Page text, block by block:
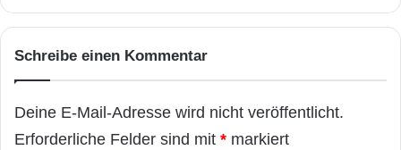
Schreibe einen Kommentar
Deine E-Mail-Adresse wird nicht veröffentlicht.
Erforderliche Felder sind mit * markiert